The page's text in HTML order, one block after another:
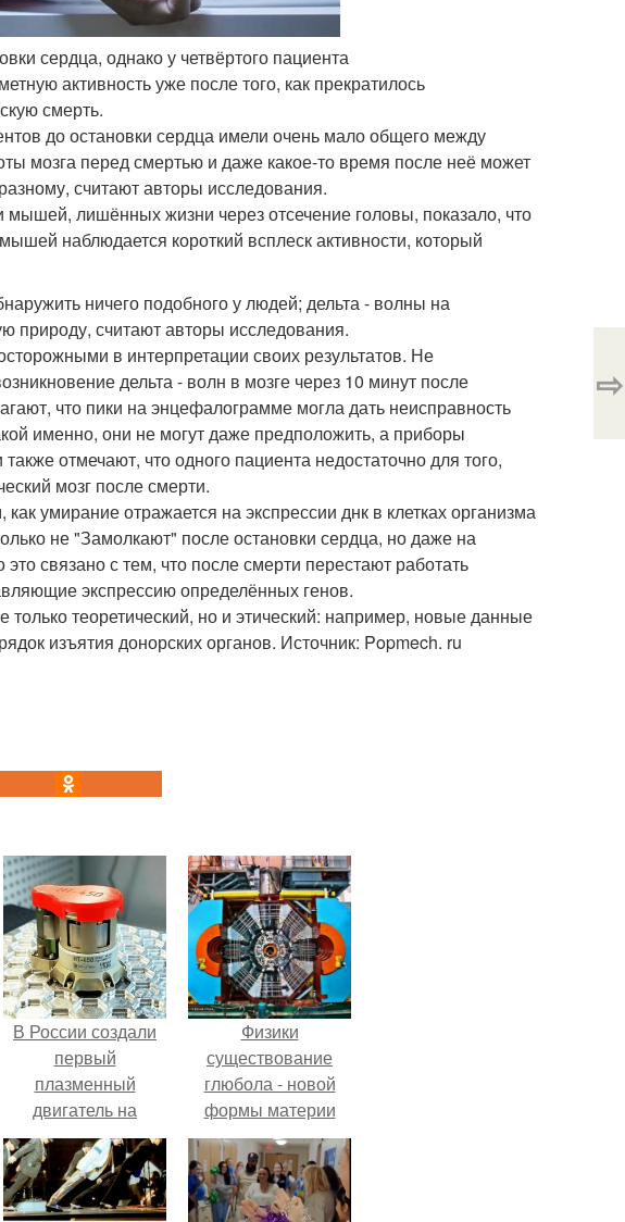
сердца, однако у четвёртого пациента
активность уже после того, как прекратилось
смерть.
до остановки сердца имели очень мало общего между
мозга перед смертью и даже какое-то время после неё может
считают авторы исследования.
мышей, лишённых жизни через отсечение головы, показало, что
наблюдается короткий всплеск активности, который
ничего подобного у людей; дельта - волны на
природу, считают авторы исследования.
в интерпретации своих результатов. Не
дельта - волн в мозге через 10 минут после
что пики на энцефалограмме могла дать неисправность
именно, они не могут даже предположить, а приборы
отмечают, что одного пациента недостаточно для того,
мозг после смерти.
умирание отражается на экспрессии днк в клетках организма
не "Замолкают" после остановки сердца, но даже на
связано с тем, что после смерти перестают работать
экспрессию определённых генов.
теоретический, но и этический: например, новые данные
изъятия донорских органов. Источник: Popmech. ru
⇨
В России создали
первый
плазменный
двигатель на
криптоне.
Физики
существование
глюбола - новой
формы материи
подтвердили.